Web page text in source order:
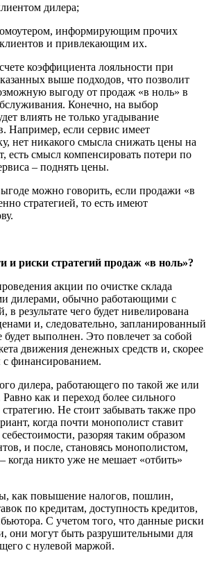
дилера;
информирующим прочих
и привлекающим их.
коэффициента лояльности при
выше подходов, что позволит
выгоду от продаж «в ноль» в
Конечно, на выбор
влиять не только угадывание
Например, если сервис имеет
нет никакого смысла снижать цены на
есть смысл компенсировать потери по
– поднять цены.
можно говорить, если продажи «в
стратегией, то есть имеют
и риски стратегий продаж «в ноль»?
акции по очистке склада
дилерами, обычно работающими с
в результате чего будет нивелирована
и, следовательно, запланированный
выполнен. Это повлечет за собой
движения денежных средств и, скорее
с финансированием.
дилера, работающего по такой же или
как и переход более сильного
Не стоит забывать также про
когда почти монополист ставит
разоряя таким образом
и после, становясь монополистом,
никто уже не мешает «отбить»
как повышение налогов, пошлин,
по кредитам, доступность кредитов,
С учетом того, что данные риски
они могут быть разрушительными для
с нулевой маржой.